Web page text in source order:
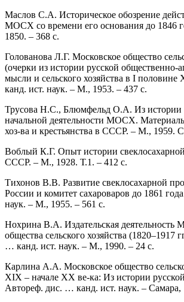
Маслов С.А. Историческое обозрение
МОСХ со времени его основания до 1846
1850. – 368 с.
Голованова Л.Г. Московское общество
(очерки из истории русской общественно-
мысли и сельского хозяйства в I
канд. ист. наук. – М., 1953. – 437 с.
Трусова Н.С., Блюмфельд О.А. Из истории
начальной деятельности МОСХ.
хоз-ва и крестьянства в СССР. – М., 1959.
Воблый К.Г. Опыт истории
СССР. – М., 1928. Т.1. – 412 с.
Тихонов В.В. Развитие свеклосахарной
России и комитет сахароваров до 1861
наук. – М., 1955. – 561 с.
Нохрина В.А. Издательская деятельность
общества сельского хозяйства (1820–1917
… канд. ист. наук. – М., 1990. – 24 с.
Карлина А.А. Московское общество
XIX – начале XX ве-ка: Из истории
Автореф. дис. … канд. ист. наук. – Самара,